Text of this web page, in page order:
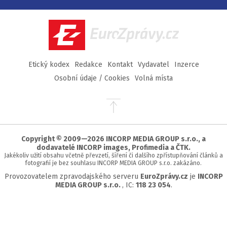
Facebook
TwitterInstagram
YouTube
EuroZprávy.cz
Etický kodex Redakce Kontakt Vydavatel
Inzerce
Osobní údaje / Cookies
Volná místa
Přejít
stránky
Copyright © 2009—2026 INCORP MEDIA GROUP s.r.o., a
dodavatelé INCORP images, Profimedia a ČTK.
Jakékoliv užití obsahu včetně převzetí, šíření či dalšího zpřístupňování článků a
fotografií je bez souhlasu INCORP MEDIA GROUP s.r.o. zakázáno.
Provozovatelem zpravodajského serveru EuroZprávy.cz je INCORP
MEDIA GROUP s.r.o. , IC: 118 23 054.